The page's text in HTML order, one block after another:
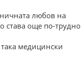
любов на
става още по-трудно
медицински